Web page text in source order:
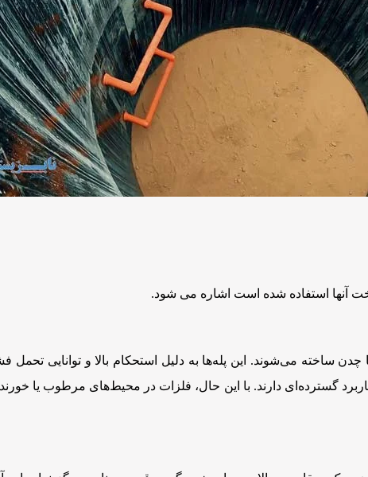
آنها استفاده شده است اشاره می شود.
چدن ساخته می‌شوند. این پله‌ها به دلیل استحکام بالا و توانایی
گسترده‌ای دارند. با این حال، فلزات در محیط‌های مرطوب یا